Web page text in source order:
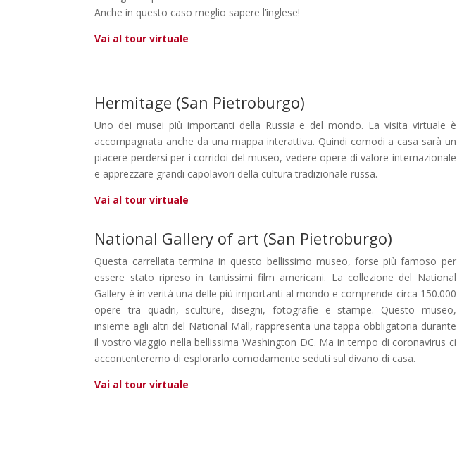
Anche in questo caso meglio sapere l’inglese!
Vai al tour virtuale
Hermitage (San Pietroburgo)
Uno dei musei più importanti della Russia e del mondo. La visita virtuale è
accompagnata anche da una mappa interattiva. Quindi comodi a casa sarà un
piacere perdersi per i corridoi del museo, vedere opere di valore internazionale
e apprezzare grandi capolavori della cultura tradizionale russa.
Vai al tour virtuale
National Gallery of art (San Pietroburgo)
Questa carrellata termina in questo bellissimo museo, forse più famoso per
essere stato ripreso in tantissimi film americani. La collezione del National
Gallery è in verità una delle più importanti al mondo e comprende circa 150.000
opere tra quadri, sculture, disegni, fotografie e stampe. Questo museo,
insieme agli altri del National Mall, rappresenta una tappa obbligatoria durante
il vostro viaggio nella bellissima Washington DC. Ma in tempo di coronavirus ci
accontenteremo di esplorarlo comodamente seduti sul divano di casa.
Vai al tour virtuale